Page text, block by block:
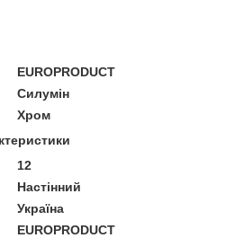
EUROPRODUCT
Силумін
Хром
12
Настінний
Україна
EUROPRODUCT